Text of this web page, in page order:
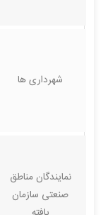
شهرداری ها
نمایندگان مناطق
صنعتی سازمان